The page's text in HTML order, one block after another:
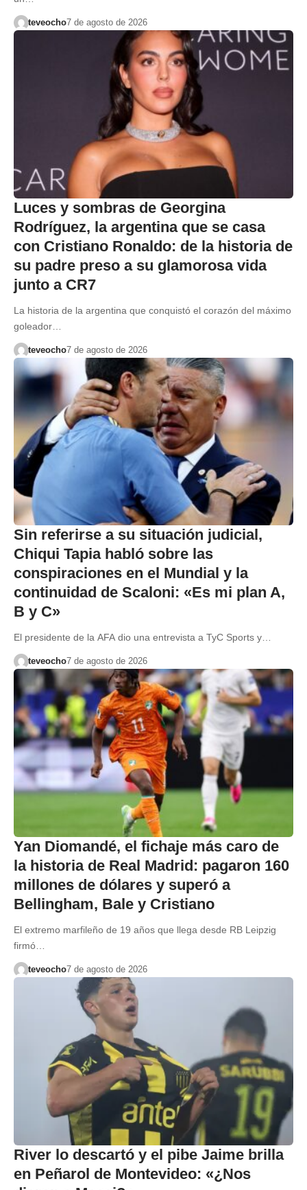
teveocho7 de agosto de 2026
Luces y sombras de Georgina
Rodríguez, la argentina que se casa
con Cristiano Ronaldo: de la historia de
su padre preso a su glamorosa vida
junto a CR7
La historia de la argentina que conquistó el corazón del máximo
goleador…
teveocho7 de agosto de 2026
Sin referirse a su situación judicial,
Chiqui Tapia habló sobre las
conspiraciones en el Mundial y la
continuidad de Scaloni: «Es mi plan A,
B y C»
El presidente de la AFA dio una entrevista a TyC Sports y…
teveocho7 de agosto de 2026
Yan Diomandé, el fichaje más caro de
la historia de Real Madrid: pagaron 160
millones de dólares y superó a
Bellingham, Bale y Cristiano
El extremo marfileño de 19 años que llega desde RB Leipzig
firmó…
teveocho7 de agosto de 2026
River lo descartó y el pibe Jaime brilla
en Peñarol de Montevideo: «¿Nos